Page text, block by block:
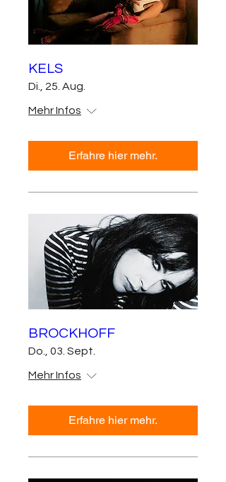
KELS
Di., 25. Aug.
Mehr Infos
Erfahre hier mehr.
BROCKHOFF
Do., 03. Sept.
Mehr Infos
Erfahre hier mehr.